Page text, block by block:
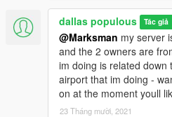
dallas populous Tác giả
@Marksman my server
and the 2 owners are
im doing is related down
airport that im doing -
on at the moment youll
23 Tháng mười, 2021